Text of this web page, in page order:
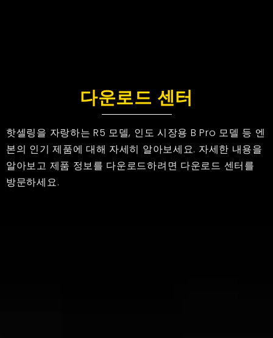
다운로드 센터
핫셀링을 자랑하는 R5 모델, 인도 시장용 B Pro 모델 등 엔
본의 인기 제품에 대해 자세히 알아보세요. 자세한 내용을
알아보고 제품 정보를 다운로드하려면 다운로드 센터를
방문하세요.